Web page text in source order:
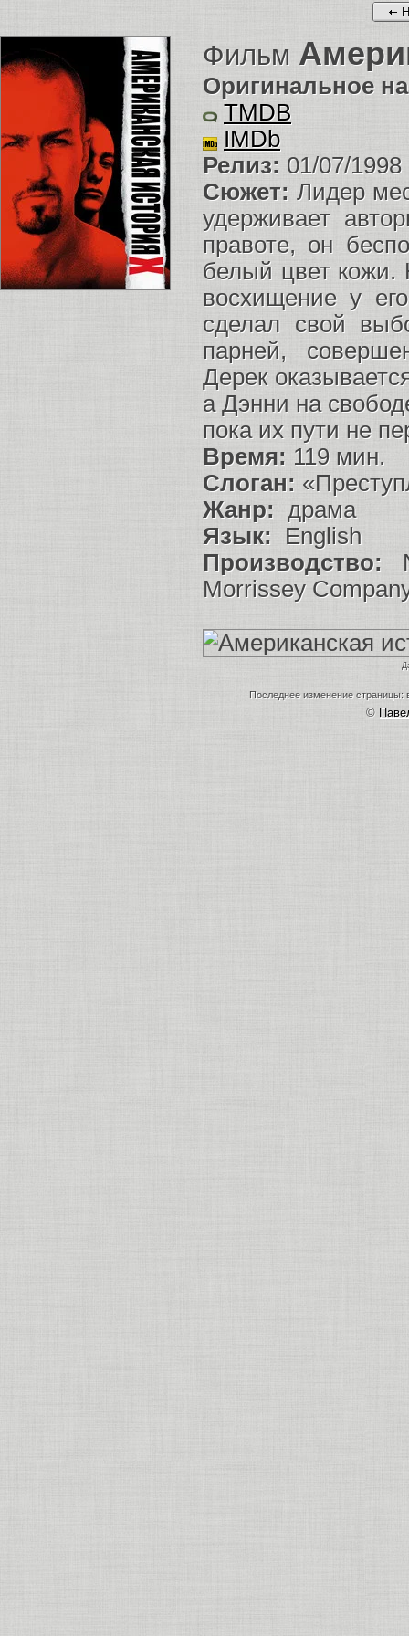
Фильм
Оригинальное
TMDB
IMDb
Релиз: 01/07/1998
Сюжет: Лидер
удерживает
правоте, он
белый цвет кожи.
восхищение у
сделал свой
парней,
Дерек
а Дэнни на
пока их пути не
Время: 119 мин.
Слоган:
Жанр: драма
Язык: English
Производство:
Morrissey
Последнее изменение страницы:
©